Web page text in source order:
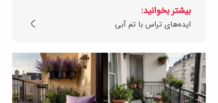
بیشتر بخوانید:
ایده‌های تراس با تم آبی